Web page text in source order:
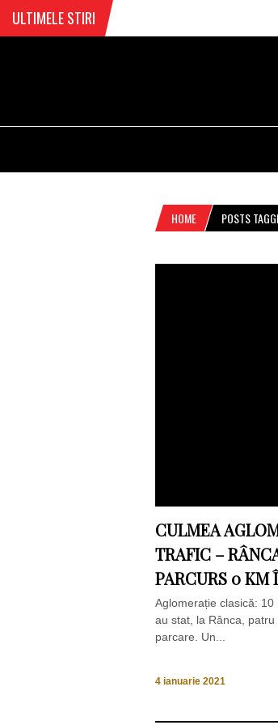
ULTIMELE STIRI
HOME POSTS
CULMEA
TRAFIC –
PARCURS 0 KM
Aglomerație clasică:
au stat, la Rânca,
parcare. Un...
4 ianuarie 2021